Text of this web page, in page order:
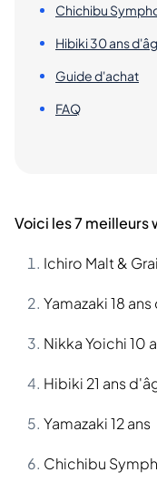
Chichibu
Hibiki 30 ans
Guide d'achat
FAQ
Voici les 7 meilleurs
Ichiro Malt &
Yamazaki 18
Nikka Yoichi 10
Hibiki 21 ans
Yamazaki 12 ans
Chichibu